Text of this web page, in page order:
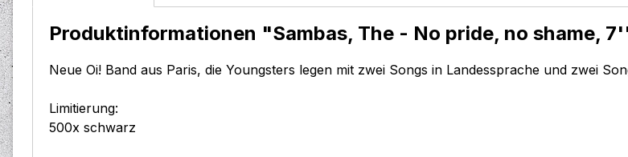
Produktinformationen "Sambas, The - No pride, no shame,
Neue Oi! Band aus Paris, die Youngsters legen mit zwei Songs in Landessprache und zwei
Limitierung:
500x schwarz